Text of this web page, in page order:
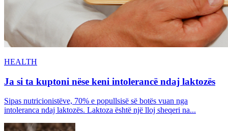
HEALTH
Ja si ta kuptoni nëse keni intolerancë ndaj laktozës
Sipas nutricionistëve, 70% e popullsisë së botës vuan nga
intoleranca ndaj laktozës. Laktoza është një lloj sheqeri na...